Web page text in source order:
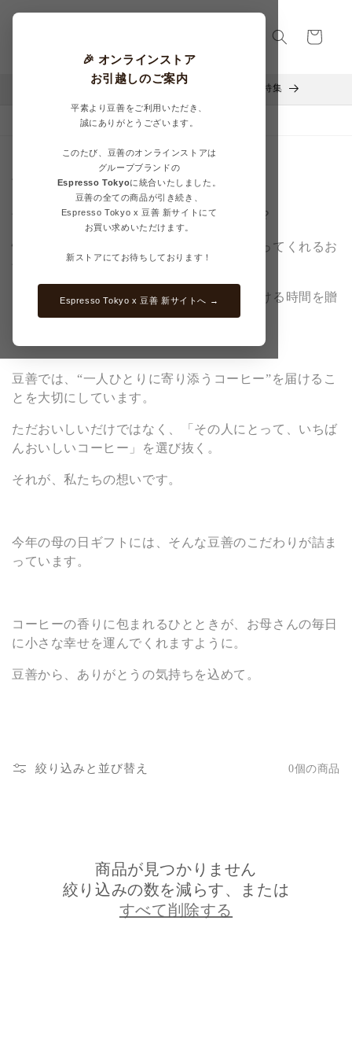
ー
Mother’s Day Coffee Selection – 豆善の母の日特集
今月の新しいコーヒー豆
:
豆善の母の日
に、心ほぐれる一杯を贈りませんか？
忙しい日々のなかでも、いつも家族を気遣ってくれるお
その優しさに、今年は「ほっ」とひと息つける時間を贈
りませんか？
豆善では、“一人ひとりに寄り添うコーヒー”を届けるこ
とを大切にしています。
ただおいしいだけではなく、「その人にとって、いちば
んおいしいコーヒー」を選び抜く。
それが、私たちの想いです。
今年の母の日 ギフトには、そんな豆善のこだわりが詰ま
っています。
コーヒーの香りに包まれるひとときが、お母さんの毎日
に小さな幸せを運んでくれますように。
豆善から、ありがとうの気持ちを込めて。
絞り込みと並び替え 0個の商品
商品が見つかりません
絞り込みの数を減らす、または
すべて削除する
🎉 オンラインストア
お引越しのご案内
平素より豆善をご利用いただき、
誠にありがとうございます。
このたび、豆善のオンラインストアは
グループブランドの
Espresso Tokyoに統合いたしました。
豆善の全ての商品が引き続き、
Espresso Tokyo x 豆善 新サイトにて
お買い求めいただけます。
新ストアにてお待ちしております！
Espresso Tokyo x 豆善 新サイトへ →